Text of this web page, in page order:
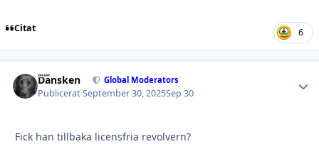
Citat 6
Dansken Global Moderators
PubliceratSeptember 30, 2025Sep 30
Fick han tillbaka licensfria revolvern?